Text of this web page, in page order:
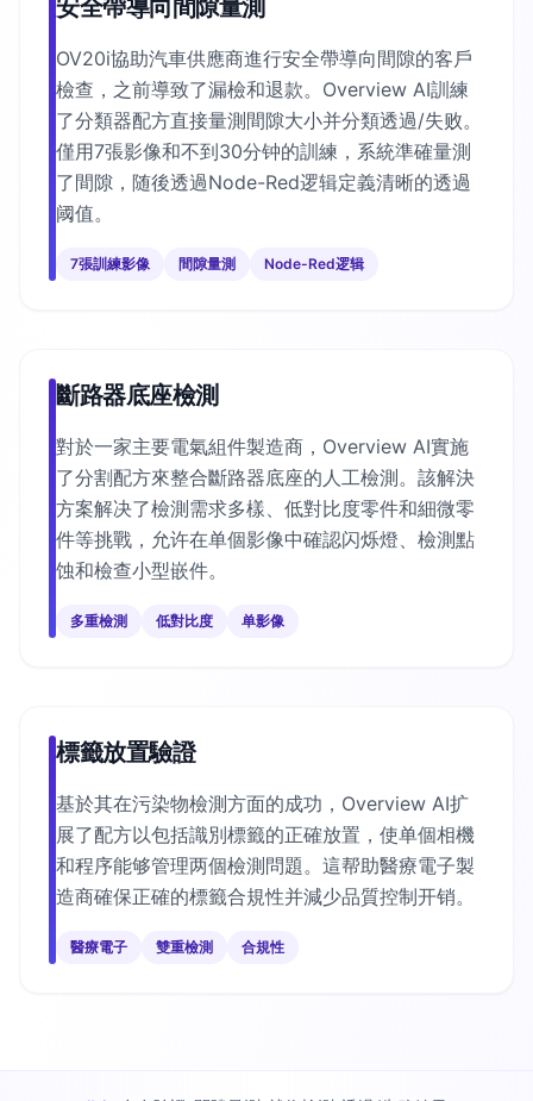
安全帶導向間隙量測
OV20i協助汽車供應商進行安全帶導向間隙的客戶
檢查，之前導致了漏檢和退款。Overview AI訓練
了分類器配方直接量測間隙大小并分類透過/失败。
僅用7張影像和不到30分钟的訓練，系統準確量測
了間隙，随後透過Node-Red逻辑定義清晰的透過
阈值。
7張訓練影像 間隙量測 Node-Red逻辑
斷路器底座檢測
對於一家主要電氣組件製造商，Overview AI實施
了分割配方來整合斷路器底座的人工檢測。該解決
方案解决了檢測需求多樣、低對比度零件和細微零
件等挑戰，允许在单個影像中確認闪烁燈、檢測點
蚀和檢查小型嵌件。
多重檢測 低對比度 单影像
標籤放置驗證
基於其在污染物檢測方面的成功，Overview AI扩
展了配方以包括識別標籤的正確放置，使单個相機
和程序能够管理两個檢測問題。這帮助醫療電子製
造商確保正確的標籤合規性并減少品質控制开销。
醫療電子 雙重檢測 合規性